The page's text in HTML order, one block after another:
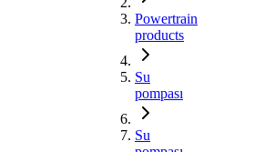
Powertrain
products
Su
pompası
Su